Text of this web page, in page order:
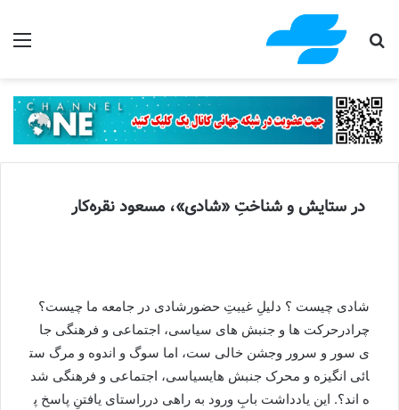
جستجو برای
در ستایش و شناختِ «شادی»، مسعود نقره‌کار
شادی چیست ؟ دلیلِ غیبتِ حضورشادی در جامعه ما چیست؟
چرادرحرکت ها و جنبش های سیاسی، اجتماعی و فرهنگی جا
ی سور و سرور وجشن خالی ست، اما سوگ و اندوه و مرگ ست
ائی انگیزه و محرک جنبش هایسیاسی، اجتماعی و فرهنگی شد
ه اند؟. این یادداشت بابِ ورود به راهی در راستای یافتنِ پاسخ پ